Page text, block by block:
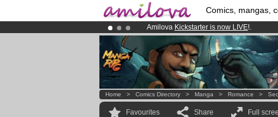
Comics, mangas,
Amilova Kickstarter is now LIVE!.
Already 100000membersand 1000
Premium membership from3.95 euros
Home > Comics Directory > Manga > Romance >
Favourites Share Full